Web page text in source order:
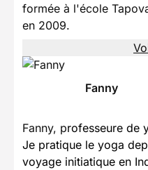
formée à l'école
en 2009.
Fanny
Fanny, professeure de
Je pratique le yoga
voyage initiatique en